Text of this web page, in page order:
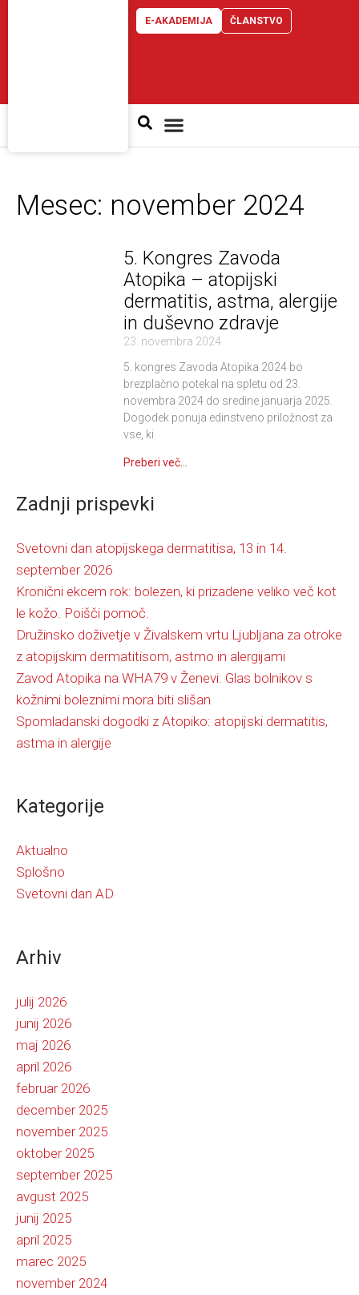
E-AKADEMIJA ČLANSTVO
Mesec: november 2024
5. Kongres Zavoda
Atopika – atopijski
dermatitis, astma, alergije
in duševno zdravje
23. novembra 2024
5. kongres Zavoda Atopika 2024 bo
brezplačno potekal na spletu od 23.
novembra 2024 do sredine januarja 2025.
Dogodek ponuja edinstveno priložnost za
vse, ki
Preberi več...
Zadnji prispevki
Svetovni dan atopijskega dermatitisa, 13 in 14.
september 2026
Kronični ekcem rok: bolezen, ki prizadene veliko več kot
le kožo. Poišči pomoč.
Družinsko doživetje v Živalskem vrtu Ljubljana za otroke
z atopijskim dermatitisom, astmo in alergijami
Zavod Atopika na WHA79 v Ženevi: Glas bolnikov s
kožnimi boleznimi mora biti slišan
Spomladanski dogodki z Atopiko: atopijski dermatitis,
astma in alergije
Kategorije
Aktualno
Splošno
Svetovni dan AD
Arhiv
julij 2026
junij 2026
maj 2026
april 2026
februar 2026
december 2025
november 2025
oktober 2025
september 2025
avgust 2025
junij 2025
april 2025
marec 2025
november 2024